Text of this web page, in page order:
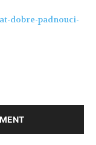
dobre-padnouci-